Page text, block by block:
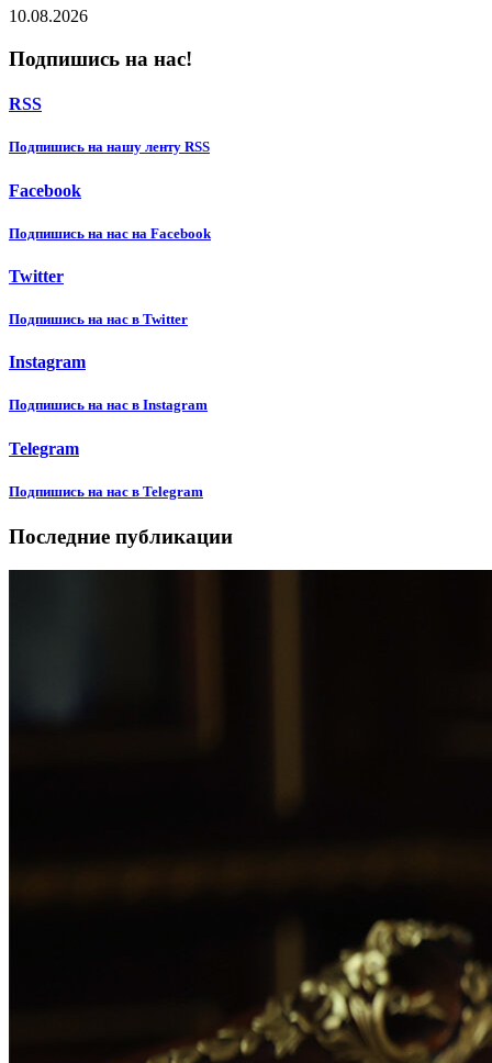
10.08.2026
Подпишись на нас!
RSS
Подпишиcь на нашу ленту RSS
Facebook
Подпишиcь на нас на Facebook
Twitter
Подпишиcь на нас в Twitter
Instagram
Подпишиcь на нас в Instagram
Telegram
Подпишиcь на нас в Telegram
Последние публикации